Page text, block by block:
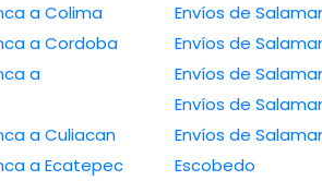
a Colima
a Cordoba
a
a Culiacan
a Ecatepec
Envíos de
Envíos de
Envíos de
Envíos de
Envíos de
Escobedo